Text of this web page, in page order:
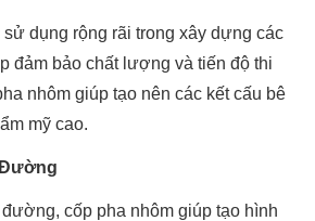
dụng rộng rãi trong xây dựng các
đảm bảo chất lượng và tiến độ thi
nhôm giúp tạo nên các kết cấu bê
mỹ cao.
Đường
cốp pha nhôm giúp tạo hình